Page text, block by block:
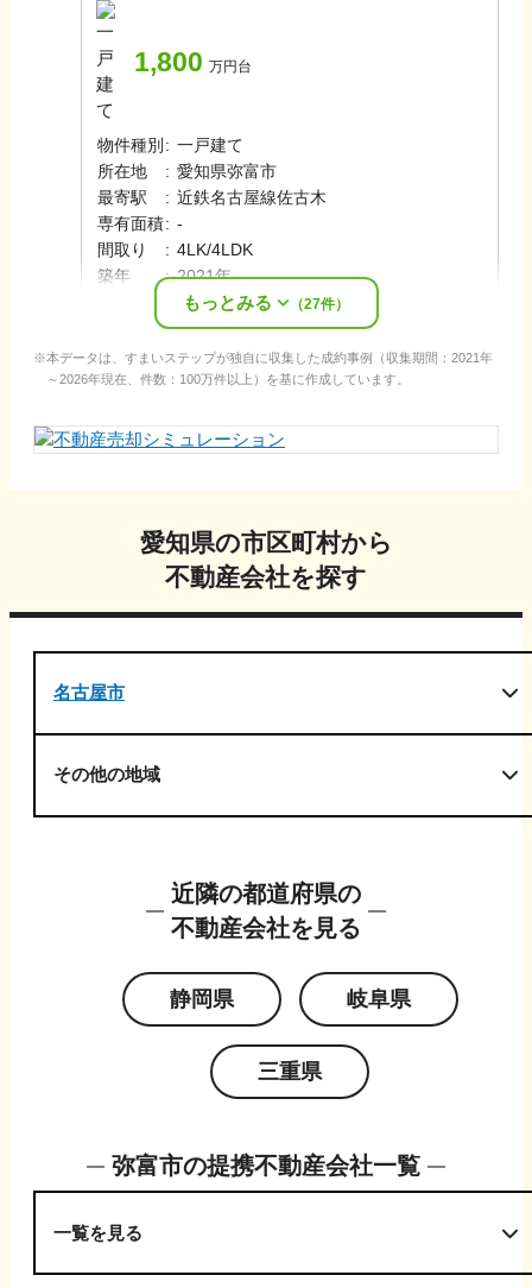
1,800 万円台
物件種別 : 一戸建て
所在地
: 愛知県弥富市
最寄駅
: 近鉄名古屋線佐古木
専有面積: -
間取り
: 4LK/4LDK
築年
: 2021年
2021年6月
もっとみる （27件）
本データは、すまいステップが独自に収集した成約事例（収集期間：2021年
～2026年現在、件数：100万件以上）を基に作成しています。
愛知県の市区町村から
不動産会社を探す
名古屋市
その他の地域
近隣の都道府県の
不動産会社を見る
静岡県 岐阜県
三重県
弥富市の提携不動産会社一覧
一覧を見る